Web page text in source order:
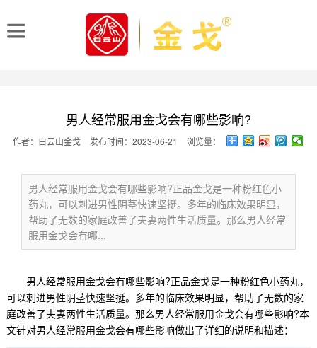
男人经常服用金戈会有哪些影响?
作者：白云山金戈 发布时间：2023-06-21 浏览量：
男人经常服用金戈会有哪些影响?正品金戈是一种粉红色小
药丸，可以刺进男性阴茎快速坚挺。多年的临床效果明显，
帮助了无数的家庭改善了夫妻两性生活质量。那么男人经常
服用金戈会有哪...
男人经常服用金戈会有哪些影响?正品金戈是一种粉红色小药丸，
可以刺进男性阴茎快速坚挺。多年的临床效果明显，帮助了无数的家
庭改善了夫妻两性生活质量。那么男人经常服用金戈会有哪些影响?本
文针对男人经常服用金戈会有哪些影响做出了详细的说明和描述：